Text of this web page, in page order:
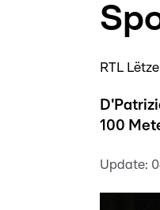
RTL
100
Update: